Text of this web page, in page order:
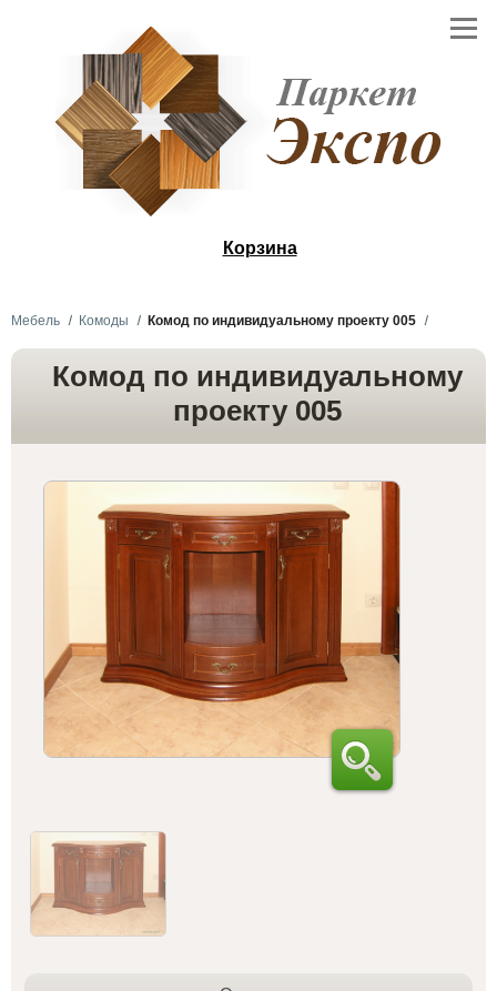
Корзина
Мебель Комоды Комод по индивидуальному проекту 005
Комод по индивидуальному
проекту 005